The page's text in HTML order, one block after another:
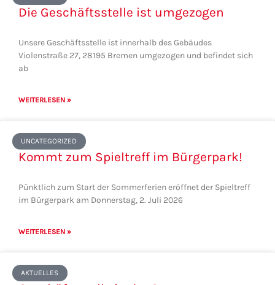
Die Geschäftsstelle ist umgezogen
Unsere Geschäftsstelle ist innerhalb des Gebäudes
Violenstraße 27, 28195 Bremen umgezogen und befindet sich
ab
WEITERLESEN »
UNCATEGORIZED
Kommt zum Spieltreff im Bürgerpark!
Pünktlich zum Start der Sommerferien eröffnet der Spieltreff
im Bürgerpark am Donnerstag, 2. Juli 2026
WEITERLESEN »
AKTUELLES